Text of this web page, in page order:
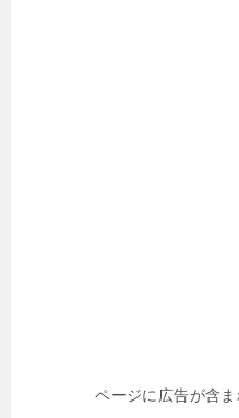
ページに広告が含ま